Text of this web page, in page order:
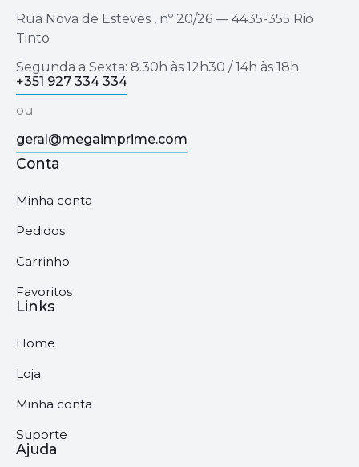
Rua Nova de Esteves , nº 20/26 — 4435-355 Rio
Tinto
Segunda a Sexta: 8.30h às 12h30 / 14h às 18h
+351 927 334 334
ou
geral@megaimprime.com
Conta
Minha conta
Pedidos
Carrinho
Favoritos
Links
Home
Loja
Minha conta
Suporte
Ajuda